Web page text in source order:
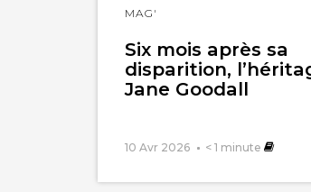
MAG'
Six mois après sa
disparition,
Jane Goodall
10 Avr 2026 < 1 minute